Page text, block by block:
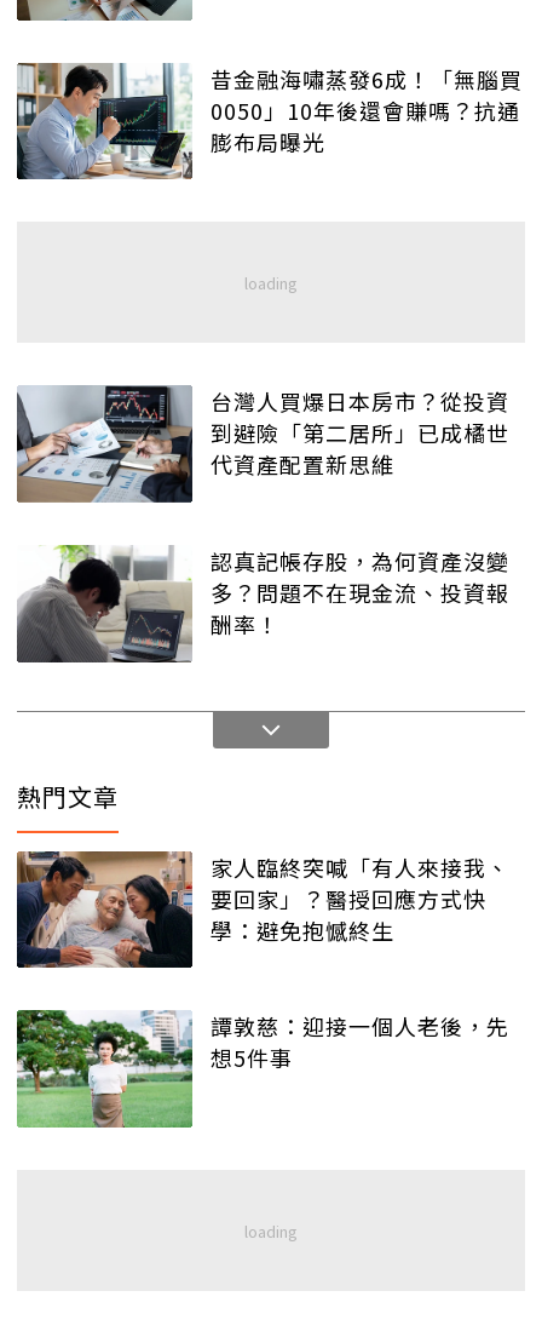
昔金融海嘯蒸發6成！「無腦買
0050」10年後還會賺嗎？抗通
膨布局曝光
台灣人買爆日本房市？從投資
到避險「第二居所」已成橘世
代資產配置新思維
認真記帳存股，為何資產沒變
多？問題不在現金流、投資報
酬率！
熱門文章
家人臨終突喊「有人來接我、
要回家」？醫授回應方式快
學：避免抱憾終生
譚敦慈：迎接一個人老後，先
想5件事